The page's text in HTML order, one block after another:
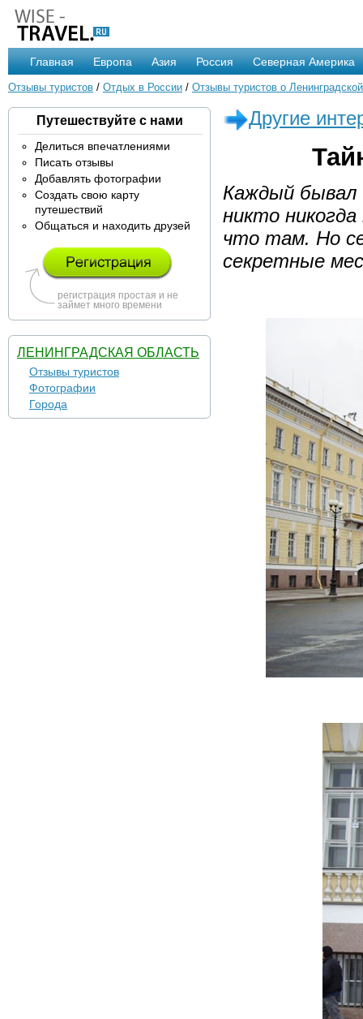
Главная Европа Азия Россия Северная Америка
Отзывы туристов / Отдых в России / Отзывы туристов о
Путешествуйте с нами
Делиться впечатлениями
Писать отзывы
Добавлять фотографии
Создать свою карту
путешествий
Общаться и находить друзей
регистрация простая и не
займет много времени
ЛЕНИНГРАДСКАЯ ОБЛАСТЬ
Отзывы туристов
Фотографии
Города
Другие
Каждый
никто
что там. Но
секретные